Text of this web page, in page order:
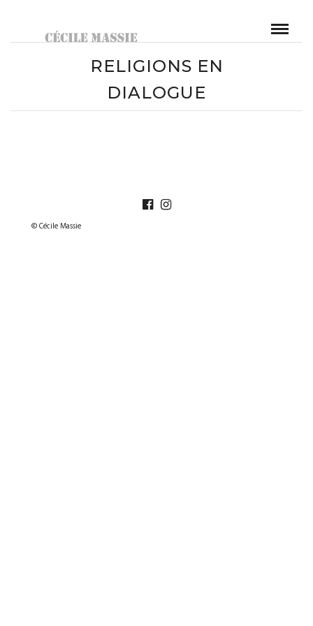
RELIGIONS EN
DIALOGUE
© Cécile Massie